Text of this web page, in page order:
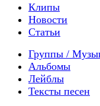
Клипы
Новости
Статьи
Группы /
Альбомы
Лейблы
Тексты песен